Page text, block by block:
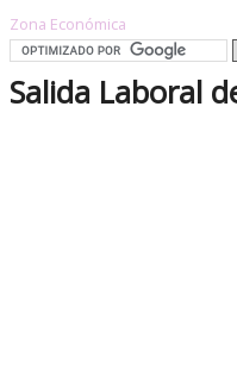
Zona Económica
Salida Laboral